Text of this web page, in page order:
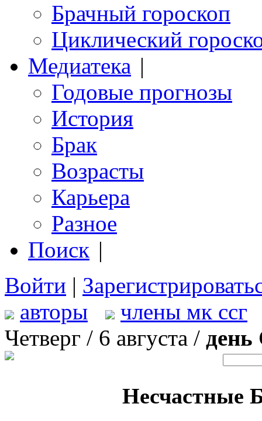
Брачный гороскоп
Циклический
Медиатека |
Годовые прогнозы
История
Брак
Возрасты
Карьера
Разное
Поиск |
Войти |
авторы
члены мк ссг
Четверг / 6 августа / день
Несчастные